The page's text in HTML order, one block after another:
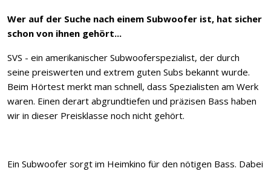
Wer auf der Suche nach einem Subwoofer ist, hat sicher
schon von ihnen gehört...
SVS - ein amerikanischer Subwooferspezialist, der durch
seine preiswerten und extrem guten Subs bekannt wurde.
Beim Hörtest merkt man schnell, dass Spezialisten am Werk
waren. Einen derart abgrundtiefen und präzisen Bass haben
wir in dieser Preisklasse noch nicht gehört.
Ein Subwoofer sorgt im Heimkino für den nötigen Bass. Dabei